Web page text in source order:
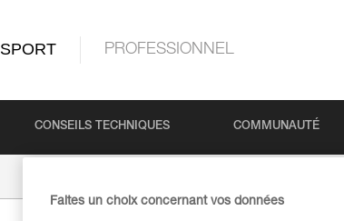
SPORT PROFESSIONNEL
CONSEILS TECHNIQUES COMMUNAUTÉ
Faites un choix concernant vos données